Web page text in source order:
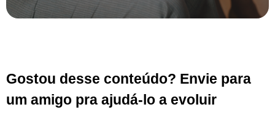
Gostou desse conteúdo? Envie para
um amigo pra ajudá-lo a evoluir